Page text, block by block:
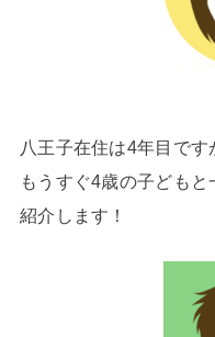
八王子在住は4年目です
もうすぐ4歳の子ども
紹介します！